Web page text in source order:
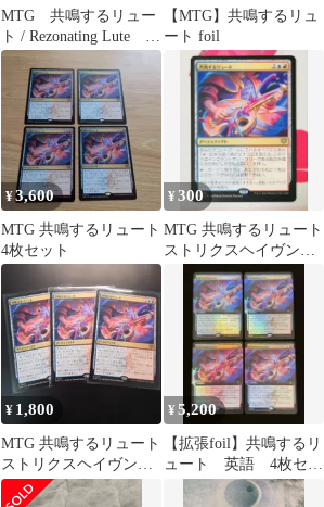
MTG 共鳴するリュー
ト / Rezonating Lute 拡
張アート foil #tu
【MTG】共鳴するリュ
ート foil
¥3,600
MTG 共鳴するリュート
4枚セット
¥300
MTG 共鳴するリュート
ストリクスヘイヴンの
秘密 日本語版
¥ 1,800
MTG 共鳴するリュート
ストリクスヘイヴンの
秘密 ３枚セット
¥5,200
【拡張foil】共鳴するリ
ュート 英語 4枚セッ